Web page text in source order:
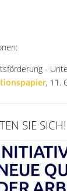
-
, 11.
SIE SICH!